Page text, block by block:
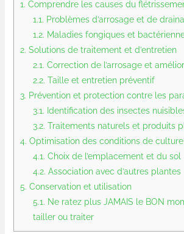
1. Comprendre les causes du
1.1. Problèmes d’arrosage et de
1.2. Maladies fongiques et
2. Solutions de traitement et d’entretien
2.1. Correction de l’arrosage et
2.2. Taille et entretien préventif
3. Prévention et protection contre les
3.1. Identification des insectes
3.2. Traitements naturels et produits
4. Optimisation des conditions de culture
4.1. Choix de l’emplacement et du sol
4.2. Association avec d’autres plantes
5. Conservation et utilisation
5.1. Ne ratez plus JAMAIS le BON
tailler ou traiter